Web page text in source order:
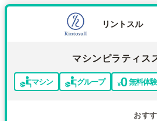
リントスル
マシンピラティス
マシン グループ 無料体験
おす